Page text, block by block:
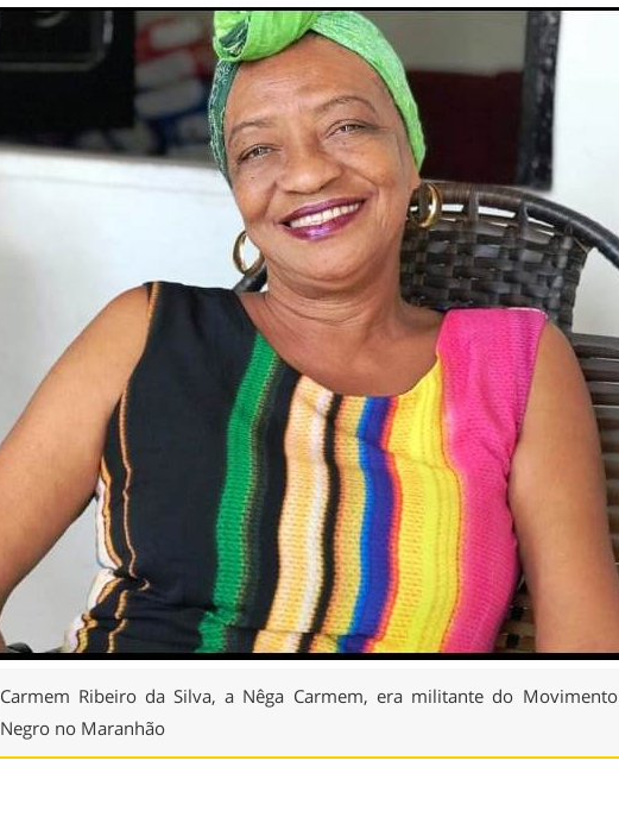
Carmem Ribeiro da Silva, a Nêga Carmem, era militante do Movimento
Negro no Maranhão